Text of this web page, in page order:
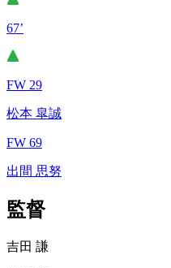
67’
FW 29
松本 皐誠
FW 69
出間 思努
監督
吉田 謙